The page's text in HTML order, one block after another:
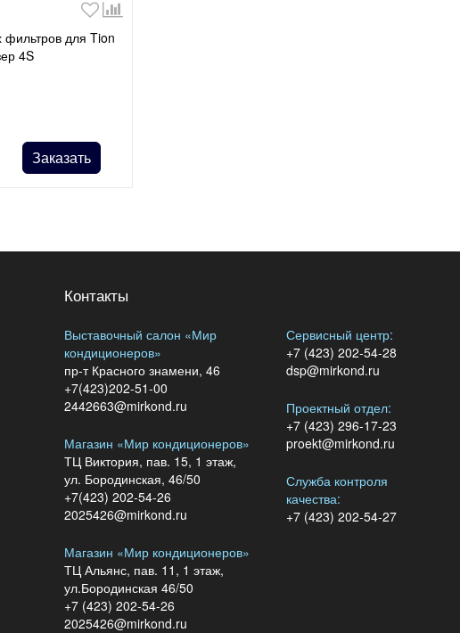
для Tion
4S
Заказать
Контакты
Выставочный салон «Мир
кондиционеров»
пр-т Красного знамени, 46
+7(423)202-51-00
2442663@mirkond.ru
Магазин «Мир кондиционеров»
ТЦ Виктория, пав. 15, 1 этаж,
ул. Бородинская, 46/50
+7(423) 202-54-26
2025426@mirkond.ru
Магазин «Мир кондиционеров»
ТЦ Альянс, пав. 11, 1 этаж,
ул.Бородинская 46/50
+7 (423) 202-54-26
2025426@mirkond.ru
Сервисный центр:
+7 (423) 202-54-28
dsp@mirkond.ru
Проектный отдел:
+7 (423) 296-17-23
proekt@mirkond.ru
Служба контроля
качества:
+7 (423) 202-54-27